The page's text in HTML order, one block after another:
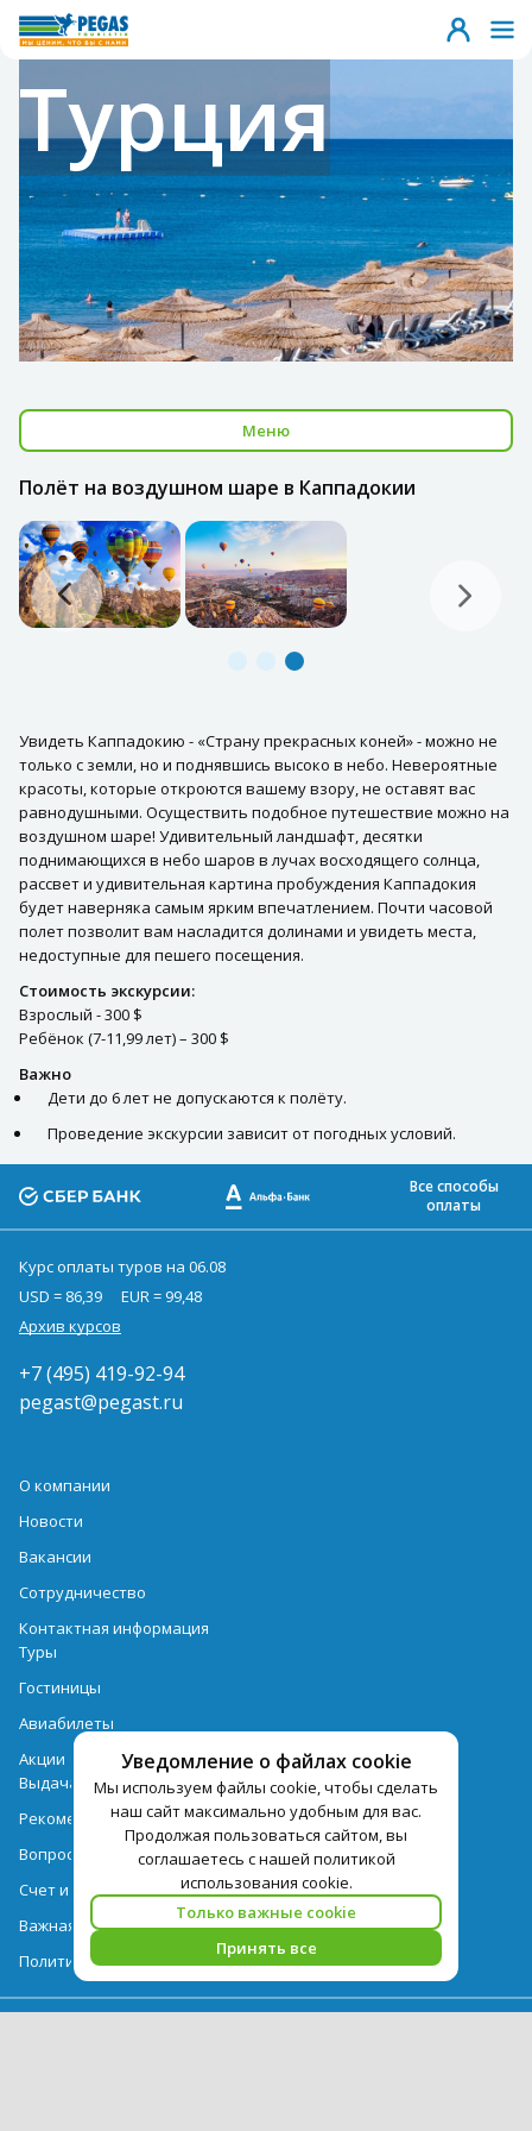
Турция
Меню
Полёт на воздушном шаре в Каппадокии
Увидеть Каппадокию - «Страну прекрасных коней» - можно не
только с земли, но и поднявшись высоко в небо. Невероятные
красоты, которые откроются вашему взору, не оставят вас
равнодушными. Осуществить подобное путешествие можно на
воздушном шаре! Удивительный ландшафт, десятки
поднимающихся в небо шаров в лучах восходящего солнца,
рассвет и удивительная картина пробуждения Каппадокия
будет наверняка самым ярким впечатлением. Почти часовой
полет позволит вам насладится долинами и увидеть места,
недоступные для пешего посещения.
Стоимость экскурсии:
Взрослый - 300 $
Ребёнок (7-11,99 лет) – 300 $
Важно
Дети до 6 лет не допускаются к полёту.
Проведение экскурсии зависит от погодных условий.
Уведомление о файлах cookie
Мы используем файлы cookie, чтобы сделать
наш сайт максимально удобным для вас.
Продолжая пользоваться сайтом, вы
соглашаетесь с нашей политикой
использования cookie.
Только важные cookie
Принять все
Все способы
оплаты
Курс оплаты туров на 06.08
USD = 86,39
EUR = 99,48
Архив курсов
+7 (495) 419-92-94
pegast@pegast.ru
О компании
Новости
Вакансии
Сотрудничество
Контактная информация
Туры
Гостиницы
Авиабилеты
Акции
Выдача документов
Рекомендации
Вопрос-ответ
Счет и оплата
Важная информация по турпродукту
Политика обработки персональных данных